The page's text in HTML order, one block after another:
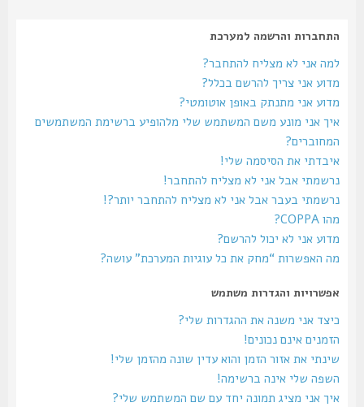
התחברות והרשמה למערכת
למה אני לא מצליח להתחבר?
מדוע אני צריך להרשם בכלל?
מדוע אני מתנתק באופן אוטומטי?
איך אני מונע משם המשתמש שלי מלהופיע ברשימת המשתמשים
המחוברים?
איבדתי את הסיסמה שלי!
נרשמתי אבל אני לא מצליח להתחבר!
נרשמתי בעבר אבל אני לא מצליח להתחבר יותר?!
מדוע אני לא יכול להרשם?
מה האפשרות “מחק את כל עוגיות המערכת” עושה?
אפשרויות והגדרות משתמש
כיצד אני משנה את ההגדרות שלי?
הזמנים אינם נכונים!
שינתי את אזור הזמן והוא עדין שונה מהזמן שלי!
השפה שלי אינה ברשימה!
איך אני מציג תמונה יחד עם שם המשתמש שלי?